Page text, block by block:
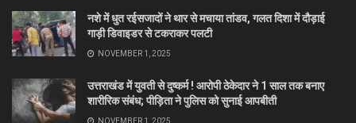
नशे में धुत रईसजादों ने थार से मचाया तांडव, गलत दिशा में दौड़ाई
गाड़ी डिवाइडर से टकराकर पलटी
NOVEMBER 1, 2025
उत्तराखंड में युवती से दुष्कर्म ! आरोपी ठेकेदार ने 1 साल तक बनाए
शारीरिक संबंध; पीड़िता ने पुलिस को सुनाई आपबीती
NOVEMBER 1, 2025